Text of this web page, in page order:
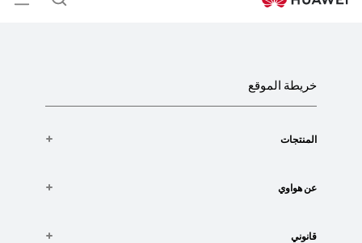
فتح
خريطة الموقع
المنتجات
أجهزة الراوتر
عن هواوي
عنا
قانوني